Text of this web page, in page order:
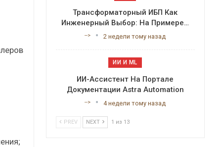
Трансформаторный ИБП Как
Инженерный Выбор: На Примере…
--> 2 недели тому назад
ИИ И ML
ИИ-Ассистент На Портале
Документации Astra Automation
--> 4 недели тому назад
PREV NEXT 1 из 13